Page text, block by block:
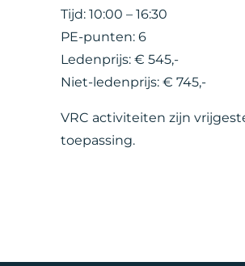
Tijd: 10:00 – 16:30
PE-punten: 6
Ledenprijs: € 545,-
Niet-ledenprijs: € 745,-
VRC activiteiten zijn
toepassing.